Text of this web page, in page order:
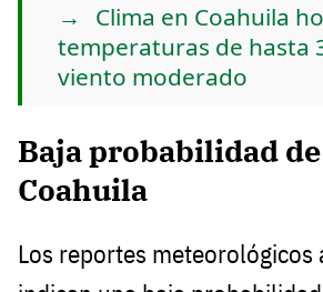
Clima en Coahuila
temperaturas de hasta
viento moderado
Baja probabilidad
Coahuila
Los reportes meteorológicos